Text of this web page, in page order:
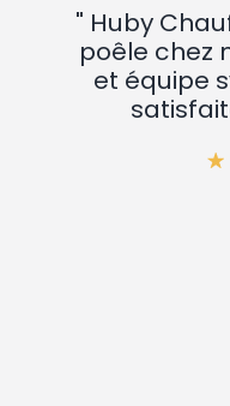
" Huby
poêle chez
et équipe